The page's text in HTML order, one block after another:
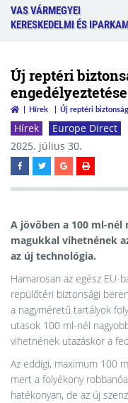
VAS VÁRMEGYEI
KERESKEDELMI ÉS
Új reptéri
Hírek Új reptéri
Hírek
Europe Direct
2025. július 30.
A jövőben a 100 ml-
magukkal vihetnének
az új technológia.
Hamarosan az egész EU-
repülőtéri biztonsági
a nagyméretű tartályok
utasok 100 ml-nél
vihetnének utazáskor a
Az eddigi, maximum 100
mert a folyékony
hatékonyan, de az új